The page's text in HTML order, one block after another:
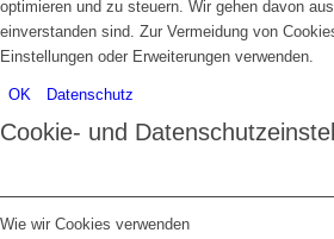
optimieren und zu steuern. Wir gehen davon
einverstanden sind. Zur Vermeidung von
Einstellungen oder Erweiterungen verwenden.
OK Datenschutz
Cookie- und
Wie wir Cookies verwenden